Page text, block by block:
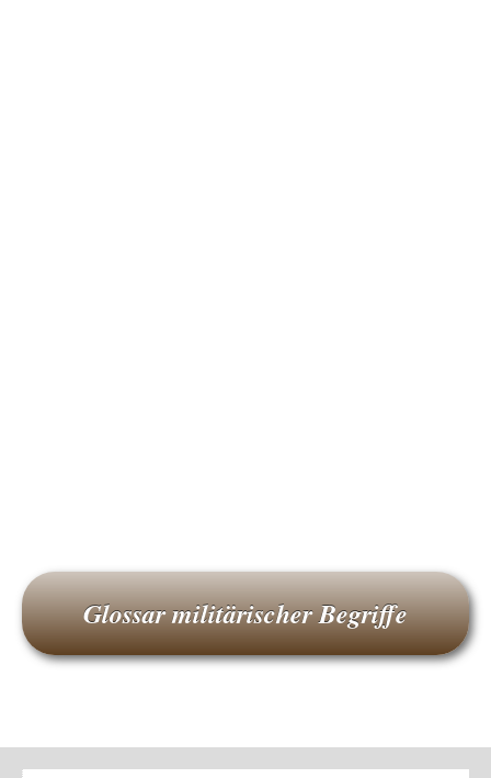
Glossar militärischer Begriffe